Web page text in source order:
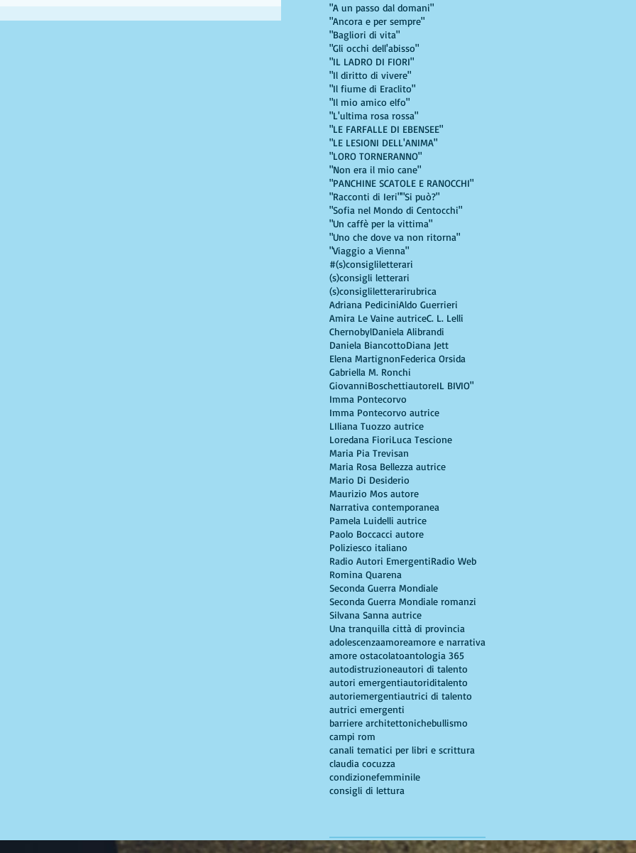
"A un passo dal domani"
"Ancora e per sempre"
"Bagliori di vita"
"Gli occhi dell'abisso"
"IL LADRO DI FIORI"
"Il diritto di vivere"
"Il fiume di Eraclito"
"Il mio amico elfo"
"L'ultima rosa rossa"
"LE FARFALLE DI EBENSEE"
"LE LESIONI DELL'ANIMA"
"LORO TORNERANNO"
"Non era il mio cane"
"PANCHINE SCATOLE E RANOCCHI"
"Racconti di Ieri""Si può?"
"Sofia nel Mondo di Centocchi"
"Un caffè per la vittima"
"Uno che dove va non ritorna"
"Viaggio a Vienna"
#(s)consigliletterari
(s)consigli letterari
(s)consigliletterarirubrica
Adriana PediciniAldo Guerrieri
Amira Le Vaine autriceC. L. Lelli
ChernobylDaniela Alibrandi
Daniela BiancottoDiana Jett
Elena MartignonFederica Orsida
Gabriella M. Ronchi
GiovanniBoschettiautoreIL BIVIO"
Imma Pontecorvo
Imma Pontecorvo autrice
LIliana Tuozzo autrice
Loredana FioriLuca Tescione
Maria Pia Trevisan
Maria Rosa Bellezza autrice
Mario Di Desiderio
Maurizio Mos autore
Narrativa contemporanea
Pamela Luidelli autrice
Paolo Boccacci autore
Poliziesco italiano
Radio Autori EmergentiRadio Web
Romina Quarena
Seconda Guerra Mondiale
Seconda Guerra Mondiale romanzi
Silvana Sanna autrice
Una tranquilla città di provincia
adolescenzaamoreamore e narrativa
amore ostacolatoantologia 365
autodistruzioneautori di talento
autori emergentiautoriditalento
autoriemergentiautrici di talento
autrici emergenti
barriere architettonichebullismo
campi rom
canali tematici per libri e scrittura
claudia cocuzza
condizionefemminile
consigli di lettura